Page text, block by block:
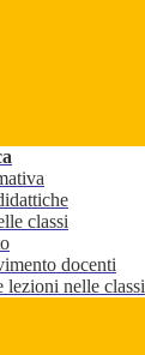
classi
docenti
lezioni nelle classi